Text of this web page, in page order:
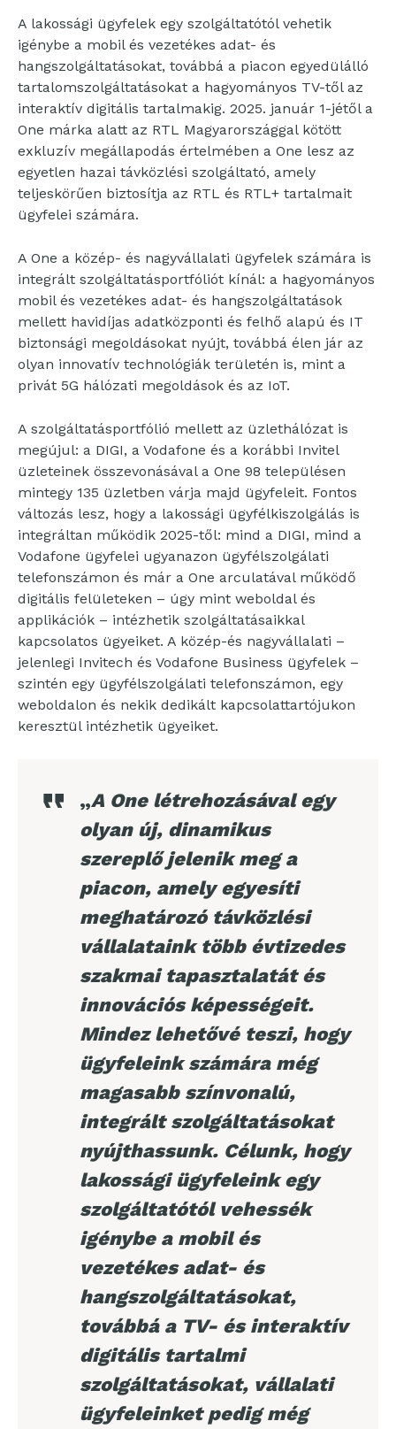
A lakossági ügyfelek egy szolgáltatótól vehetik
igénybe a mobil és vezetékes adat- és
hangszolgáltatásokat, továbbá a piacon egyedülálló
tartalomszolgáltatásokat a hagyományos TV-től az
interaktív digitális tartalmakig. 2025. január 1-jétől a
One márka alatt az RTL Magyarországgal kötött
exkluzív megállapodás értelmében a One lesz az
egyetlen hazai távközlési szolgáltató, amely
teljeskörűen biztosítja az RTL és RTL+ tartalmait
ügyfelei számára.
A One a közép- és nagyvállalati ügyfelek számára is
integrált szolgáltatásportfóliót kínál: a hagyományos
mobil és vezetékes adat- és hangszolgáltatások
mellett havidíjas adatközponti és felhő alapú és IT
biztonsági megoldásokat nyújt, továbbá élen jár az
olyan innovatív technológiák területén is, mint a
privát 5G hálózati megoldások és az IoT.
A szolgáltatásportfólió mellett az üzlethálózat is
megújul: a DIGI, a Vodafone és a korábbi Invitel
üzleteinek összevonásával a One 98 településen
mintegy 135 üzletben várja majd ügyfeleit. Fontos
változás lesz, hogy a lakossági ügyfélkiszolgálás is
integráltan működik 2025-től: mind a DIGI, mind a
Vodafone ügyfelei ugyanazon ügyfélszolgálati
telefonszámon és már a One arculatával működő
digitális felületeken – úgy mint weboldal és
applikációk – intézhetik szolgáltatásaikkal
kapcsolatos ügyeiket. A közép-és nagyvállalati –
jelenlegi Invitech és Vodafone Business ügyfelek –
szintén egy ügyfélszolgálati telefonszámon, egy
weboldalon és nekik dedikált kapcsolattartójukon
keresztül intézhetik ügyeiket.
„A One létrehozásával egy
olyan új, dinamikus
szereplő jelenik meg a
piacon, amely egyesíti
meghatározó távközlési
vállalataink több évtizedes
szakmai tapasztalatát és
innovációs képességeit.
Mindez lehetővé teszi, hogy
ügyfeleink számára még
magasabb színvonalú,
integrált szolgáltatásokat
nyújthassunk. Célunk, hogy
lakossági ügyfeleink egy
szolgáltatótól vehessék
igénybe a mobil és
vezetékes adat- és
hangszolgáltatásokat,
továbbá a TV- és interaktív
digitális tartalmi
szolgáltatásokat, vállalati
ügyfeleinket pedig még